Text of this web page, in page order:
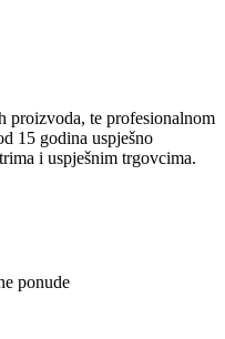
proizvoda, te profesionalnom
15 godina uspješno
i uspješnim trgovcima.
ponude